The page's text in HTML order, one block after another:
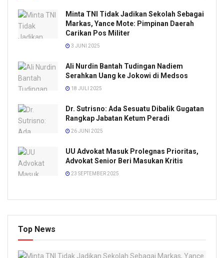
Minta TNI Tidak Jadikan Sekolah Sebagai
Markas, Yance Mote: Pimpinan Daerah
Carikan Pos Militer
3 JUNI 2025
Ali Nurdin Bantah Tudingan Nadiem
Serahkan Uang ke Jokowi di Medsos
18 JULI 2025
Dr. Sutrisno: Ada Sesuatu Dibalik Gugatan
Rangkap Jabatan Ketum Peradi
26 JUNI 2025
UU Advokat Masuk Prolegnas Prioritas,
Advokat Senior Beri Masukan Kritis
23 SEPTEMBER 2025
Top News